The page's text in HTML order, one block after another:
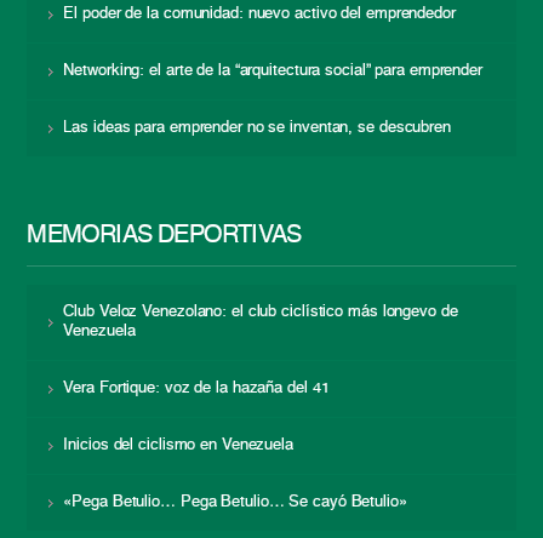
El poder de la comunidad: nuevo activo del emprendedor
Networking: el arte de la “arquitectura social” para emprender
Las ideas para emprender no se inventan, se descubren
MEMORIAS DEPORTIVAS
Club Veloz Venezolano: el club ciclístico más longevo de
Venezuela
Vera Fortique: voz de la hazaña del 41
Inicios del ciclismo en Venezuela
«Pega Betulio… Pega Betulio… Se cayó Betulio»